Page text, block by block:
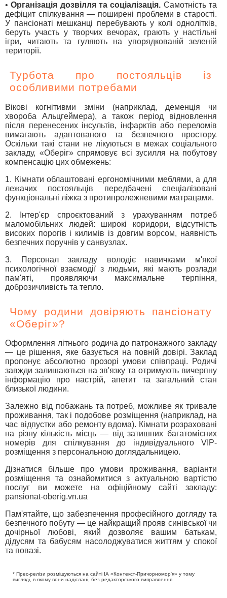
•Організація дозвілля та соціалізація. Самотність та
дефіцит спілкування — поширені проблеми в старості.
У пансіонаті мешканці перебувають у колі однолітків,
беруть участь у творчих вечорах, грають у настільні
ігри, читають та гуляють на упорядкованій зеленій
території.
Турбота про постояльців із
особливими потребами
Вікові когнітивми зміни (наприклад, деменція чи
хвороба Альцгеймера), а також період відновлення
після перенесених інсультів, інфарктів або переломів
вимагають адаптованого та безпечного простору.
Оскільки такі стани не лікуються в межах соціального
закладу, «Оберіг» спрямовує всі зусилля на побутову
компенсацію цих обмежень:
1. Кімнати облаштовані ергономічними меблями, а для
лежачих постояльців передбачені спеціалізовані
функціональні ліжка з протипролежневими матрацами.
2. Інтер'єр спроєктований з урахуванням потреб
маломобільних людей: широкі коридори, відсутність
високих порогів і килимів із довгим ворсом, наявність
безпечних поручнів у санвузлах.
3. Персонал закладу володіє навичками м'якої
психологічної взаємодії з людьми, які мають розлади
пам'яті, проявляючи максимальне терпіння,
доброзичливість та тепло.
Чому родини довіряють пансіонату
«Оберіг»?
Оформлення літнього родича до патронажного закладу
— це рішення, яке базується на повній довірі. Заклад
пропонує абсолютно прозорі умови співпраці. Родичі
завжди залишаються на зв'язку та отримують вичерпну
інформацію про настрій, апетит та загальний стан
близької людини.
Залежно від побажань та потреб, можливе як тривале
проживання, так і подобове розміщення (наприклад, на
час відпустки або ремонту вдома). Кімнати розраховані
на різну кількість місць — від затишних багатомісних
номерів для спілкування до індивідуального VIP-
розміщення з персональною доглядальницею.
Дізнатися більше про умови проживання, варіанти
розміщення та ознайомитися з актуальною вартістю
послуг ви можете на офіційному сайті закладу:
pansionat-oberig.vn.ua
Пам'ятайте, що забезпечення професійного догляду та
безпечного побуту — це найкращий прояв синівської чи
дочірньої любові, який дозволяє вашим батькам,
дідусям та бабусям насолоджуватися життям у спокої
та повазі.
* Прес-релізи розміщуються на сайті ІА «Контекст-Причорномор'я» у тому
вигляді, в якому вони надіслані, без редакторського виправлення.